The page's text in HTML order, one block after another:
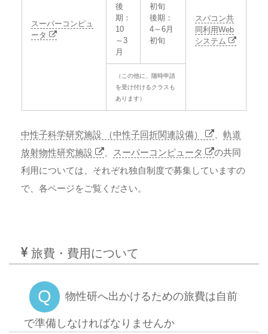
スーパーコンピュ
ータ
後
期：
10
～3
月
初旬
後期：
4～6月
初旬
スパコン共
同利用Web
システム
（この他に、随時申請
を受け付けるクラスも
あります）
中性子科学研究施設 （中性子回折関連設備）
軌道
放射物性研究施設
スーパーコンピュータ
の共同
利用については、それぞれ独自制度で募集していますの
で、各ページをご覧ください。
旅費・費用について
Q 物性研へ出かけるための旅費は自前
で準備しなければなりませんか